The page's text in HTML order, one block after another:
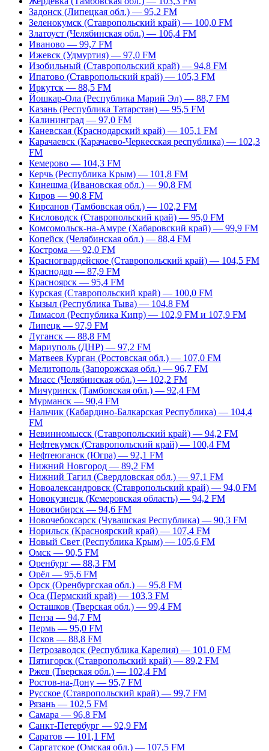
Задонск (Липецкая обл.) — 95,2 FM
Зеленокумск (Ставропольский край) — 100,0 FM
Златоуст (Челябинская обл.) — 106,4 FM
Иваново — 99,7 FM
Ижевск (Удмуртия) — 97,0 FM
Изобильный (Ставропольский край) — 94,8 FM
Ипатово (Ставропольский край) — 105,3 FM
Иркутск — 88,5 FM
Йошкар-Ола (Республика Марий Эл) — 88,7 FM
Казань (Республика Татарстан) — 95,5 FM
Калининград — 97,0 FM
Каневская (Краснодарский край) — 105,1 FM
Карачаевск (Карачаево-Черкесская республика) — 102,3
FM
Кемерово — 104,3 FM
Керчь (Республика Крым) — 101,8 FM
Кинешма (Ивановская обл.) — 90,8 FM
Киров — 90,8 FM
Кирсанов (Тамбовская обл.) — 102,2 FM
Кисловодск (Ставропольский край) — 95,0 FM
Комсомольск-на-Амуре (Хабаровский край) — 99,9 FM
Копейск (Челябинская обл.) — 88,4 FM
Кострома — 92,0 FM
Красногвардейское (Ставропольский край) — 104,5 FM
Краснодар — 87,9 FM
Красноярск — 95,4 FM
Курская (Ставропольский край) — 100,0 FM
Кызыл (Республика Тыва) — 104,8 FM
Лимасол (Республика Кипр) — 102,9 FM и 107,9 FM
Липецк — 97,9 FM
Луганск — 88,8 FM
Мариуполь (ДНР) — 97,2 FM
Матвеев Курган (Ростовская обл.) — 107,0 FM
Мелитополь (Запорожская обл.) — 96,7 FM
Миасс (Челябинская обл.) — 102,2 FM
Мичуринск (Тамбовская обл.) — 92,4 FM
Мурманск — 90,4 FM
Нальчик (Кабардино-Балкарская Республика) — 104,4
FM
Невинномысск (Ставропольский край) — 94,2 FM
Нефтекумск (Ставропольский край) — 100,4 FM
Нефтеюганск (Югра) — 92,1 FM
Нижний Новгород — 89,2 FM
Нижний Тагил (Свердловская обл.) — 97,1 FM
Новоалександровск (Ставропольский край) — 94,0 FM
Новокузнецк (Кемеровская область) — 94,2 FM
Новосибирск — 94,6 FM
Новочебоксарск (Чувашская Республика) — 90,3 FM
Норильск (Красноярский край) — 107,4 FM
Новый Свет (Республика Крым) — 105,6 FM
Омск — 90,5 FM
Оренбург — 88,3 FM
Орёл — 95,6 FM
Орск (Оренбургская обл.) — 95,8 FM
Оса (Пермский край) — 103,3 FM
Осташков (Тверская обл.) — 99,4 FM
Пенза — 94,7 FM
Пермь — 95,0 FM
Псков — 88,8 FM
Петрозаводск (Республика Карелия) — 101,0 FM
Пятигорск (Ставропольский край) — 89,2 FM
Ржев (Тверская обл.) — 102,4 FM
Ростов-на-Дону — 95,7 FM
Русское (Ставропольский край) — 99,7 FM
Рязань — 102,5 FM
Самара — 96,8 FM
Санкт-Петербург — 92,9 FM
Саратов — 101,1 FM
Саргатское (Омская обл.) — 107,5 FM